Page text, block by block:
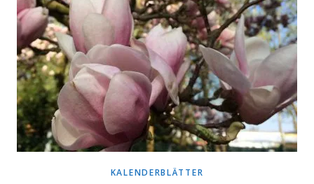
KALENDERBLÄTTER